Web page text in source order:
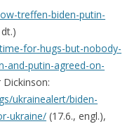
treffen-biden-putin-
for-hugs-but-nobody-
and-putin-agreed-on-
Dickinson:
ukrainealert/biden-
ukraine/ (17.6., engl.),